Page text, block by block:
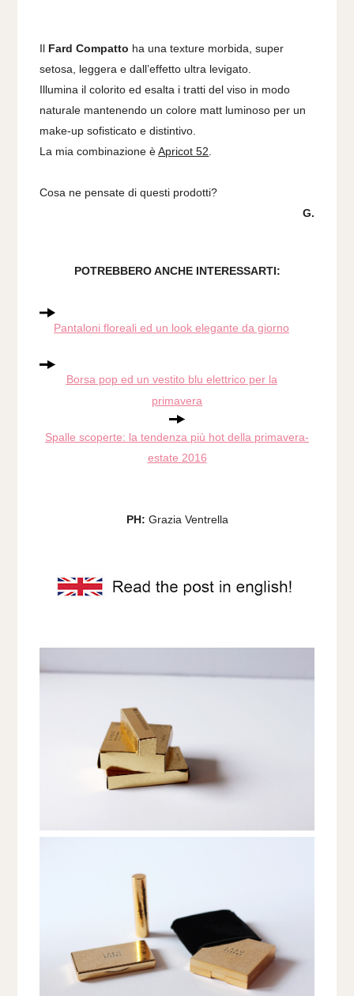
Il Fard Compatto ha una texture morbida, super
setosa, leggera e dall’effetto ultra levigato.
Illumina il colorito ed esalta i tratti del viso in modo
naturale mantenendo un colore matt luminoso per un
make-up sofisticato e distintivo.
La mia combinazione èApricot 52.
Cosa ne pensate di questi prodotti?
G.
POTREBBERO ANCHE INTERESSARTI:
Pantaloni floreali ed un look elegante da giorno
Borsa pop ed un vestito blu elettrico per la
primavera
Spalle scoperte: la tendenza più hot della primavera-
estate 2016
PH: Grazia Ventrella